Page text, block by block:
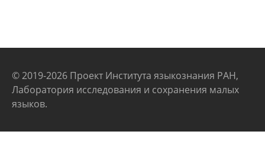
© 2019-2026 Проект Института языкознания РАН,
Лаборатория исследования и сохранения малых
языков.